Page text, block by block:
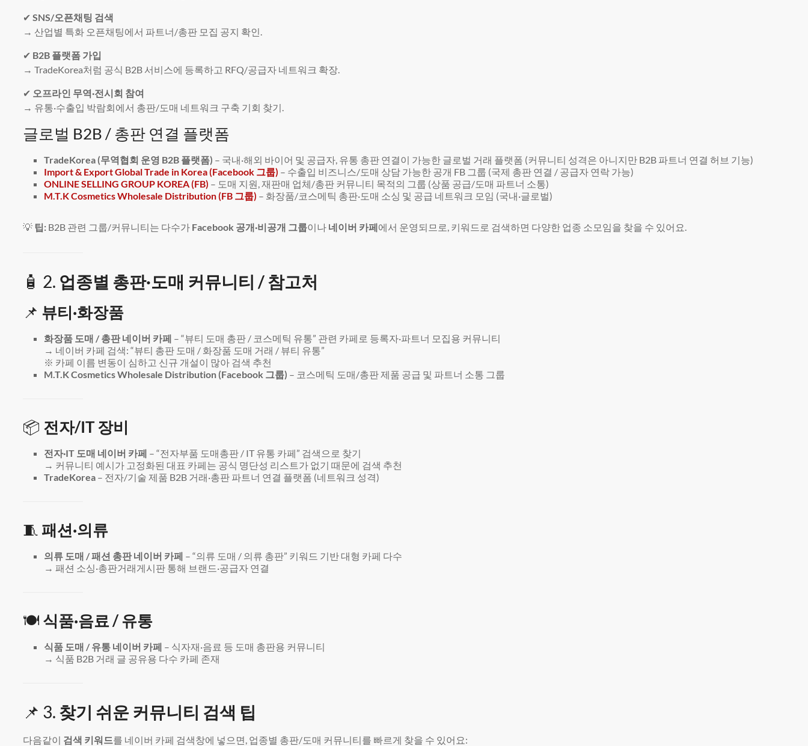
✔ SNS/오픈채팅 검색
→ 산업별 특화 오픈채팅에서 파트너/총판 모집 공지 확인.
✔ B2B 플랫폼 가입
→ TradeKorea처럼 공식 B2B 서비스에 등록하고 RFQ/공급자 네트워크 확장.
✔ 오프라인 무역·전시회 참여
→ 유통·수출입 박람회에서 총판/도매 네트워크 구축 기회 찾기.
글로벌 B2B / 총판 연결 플랫폼
TradeKorea (무역협회 운영 B2B 플랫폼) – 국내·해외 바이어 및 공급자, 유통 총판 연결이 가능한 글로벌 거래 플랫폼 (커뮤니티 성격은 아니지만 B2B 파트너 연결 허브 기능)
Import & Export Global Trade in Korea (Facebook 그룹) – 수출입 비즈니스/도매 상담 가능한 공개 FB 그룹 (국제 총판 연결 / 공급자 연락 가능)
ONLINE SELLING GROUP KOREA (FB) – 도매 지원, 재판매 업체/총판 커뮤니티 목적의 그룹 (상품 공급/도매 파트너 소통)
M.T.K Cosmetics Wholesale Distribution (FB 그룹) – 화장품/코스메틱 총판·도매 소싱 및 공급 네트워크 모임 (국내·글로벌)
💡 팁: B2B 관련 그룹/커뮤니티는 다수가 Facebook 공개·비공개 그룹이나 네이버 카페에서 운영되므로, 키워드로 검색하면 다양한 업종 소모임을 찾을 수 있어요.
🧴 2. 업종별 총판·도매 커뮤니티 / 참고처
📌 뷰티·화장품
화장품 도매 / 총판 네이버 카페 – “뷰티 도매 총판 / 코스메틱 유통” 관련 카페로 등록자·파트너 모집용 커뮤니티
→ 네이버 카페 검색: “뷰티 총판 도매 / 화장품 도매 거래 / 뷰티 유통”
※ 카페 이름 변동이 심하고 신규 개설이 많아 검색 추천
M.T.K Cosmetics Wholesale Distribution (Facebook 그룹) – 코스메틱 도매/총판 제품 공급 및 파트너 소통 그룹
📦 전자/IT 장비
전자·IT 도매 네이버 카페 – “전자부품 도매총판 / IT 유통 카페” 검색으로 찾기
→ 커뮤니티 예시가 고정화된 대표 카페는 공식 명단성 리스트가 없기 때문에 검색 추천
TradeKorea – 전자/기술 제품 B2B 거래·총판 파트너 연결 플랫폼 (네트워크 성격)
🧵 패션·의류
의류 도매 / 패션 총판 네이버 카페 – “의류 도매 / 의류 총판” 키워드 기반 대형 카페 다수
→ 패션 소싱·총판거래게시판 통해 브랜드·공급자 연결
🍽 식품·음료 / 유통
식품 도매 / 유통 네이버 카페 – 식자재·음료 등 도매 총판용 커뮤니티
→ 식품 B2B 거래 글 공유용 다수 카페 존재
📌 3. 찾기 쉬운 커뮤니티 검색 팁
다음같이 검색 키워드를 네이버 카페 검색창에 넣으면, 업종별 총판/도매 커뮤니티를 빠르게 찾을 수 있어요: